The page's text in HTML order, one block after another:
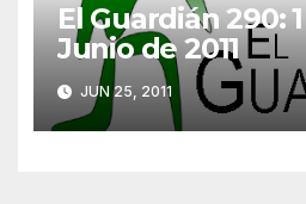
El Guardián 290:
Junio de 2011
JUN 25, 2011